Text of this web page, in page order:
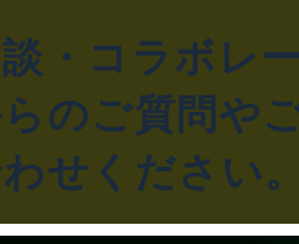
・コラボレ
のご質問や
せください